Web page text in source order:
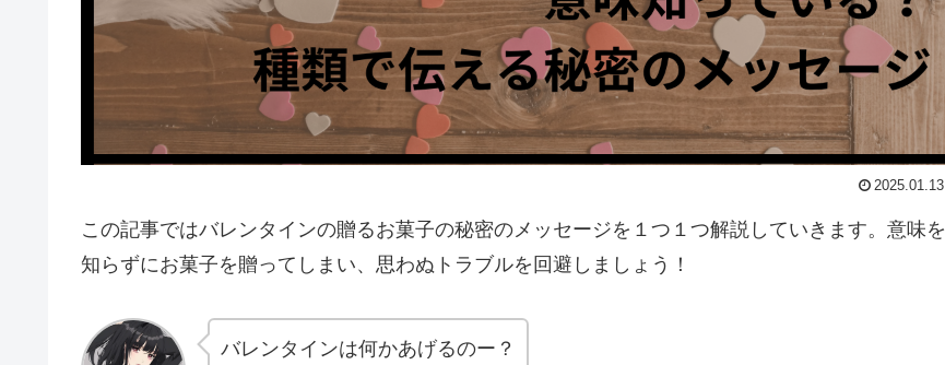
2025.01.13
この記事ではバレンタインの贈るお菓子の秘密のメッセージを１つ１つ解説していきます。意味を
知らずにお菓子を贈ってしまい、思わぬトラブルを回避しましょう！
バレンタインは何かあげるのー？